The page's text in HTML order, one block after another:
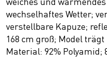
wechselhaftes Wetter;
verstellbare Kapuze;
168 cm groß; Model trägt
Material: 92% Polyamid;